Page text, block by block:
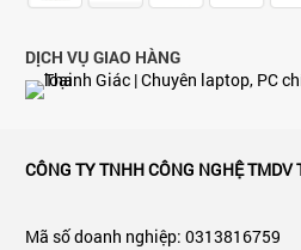
DỊCH VỤ GIAO HÀNG
CÔNG TY TNHH CÔNG NGHỆ TMDV
Mã số doanh nghiệp: 0313816759